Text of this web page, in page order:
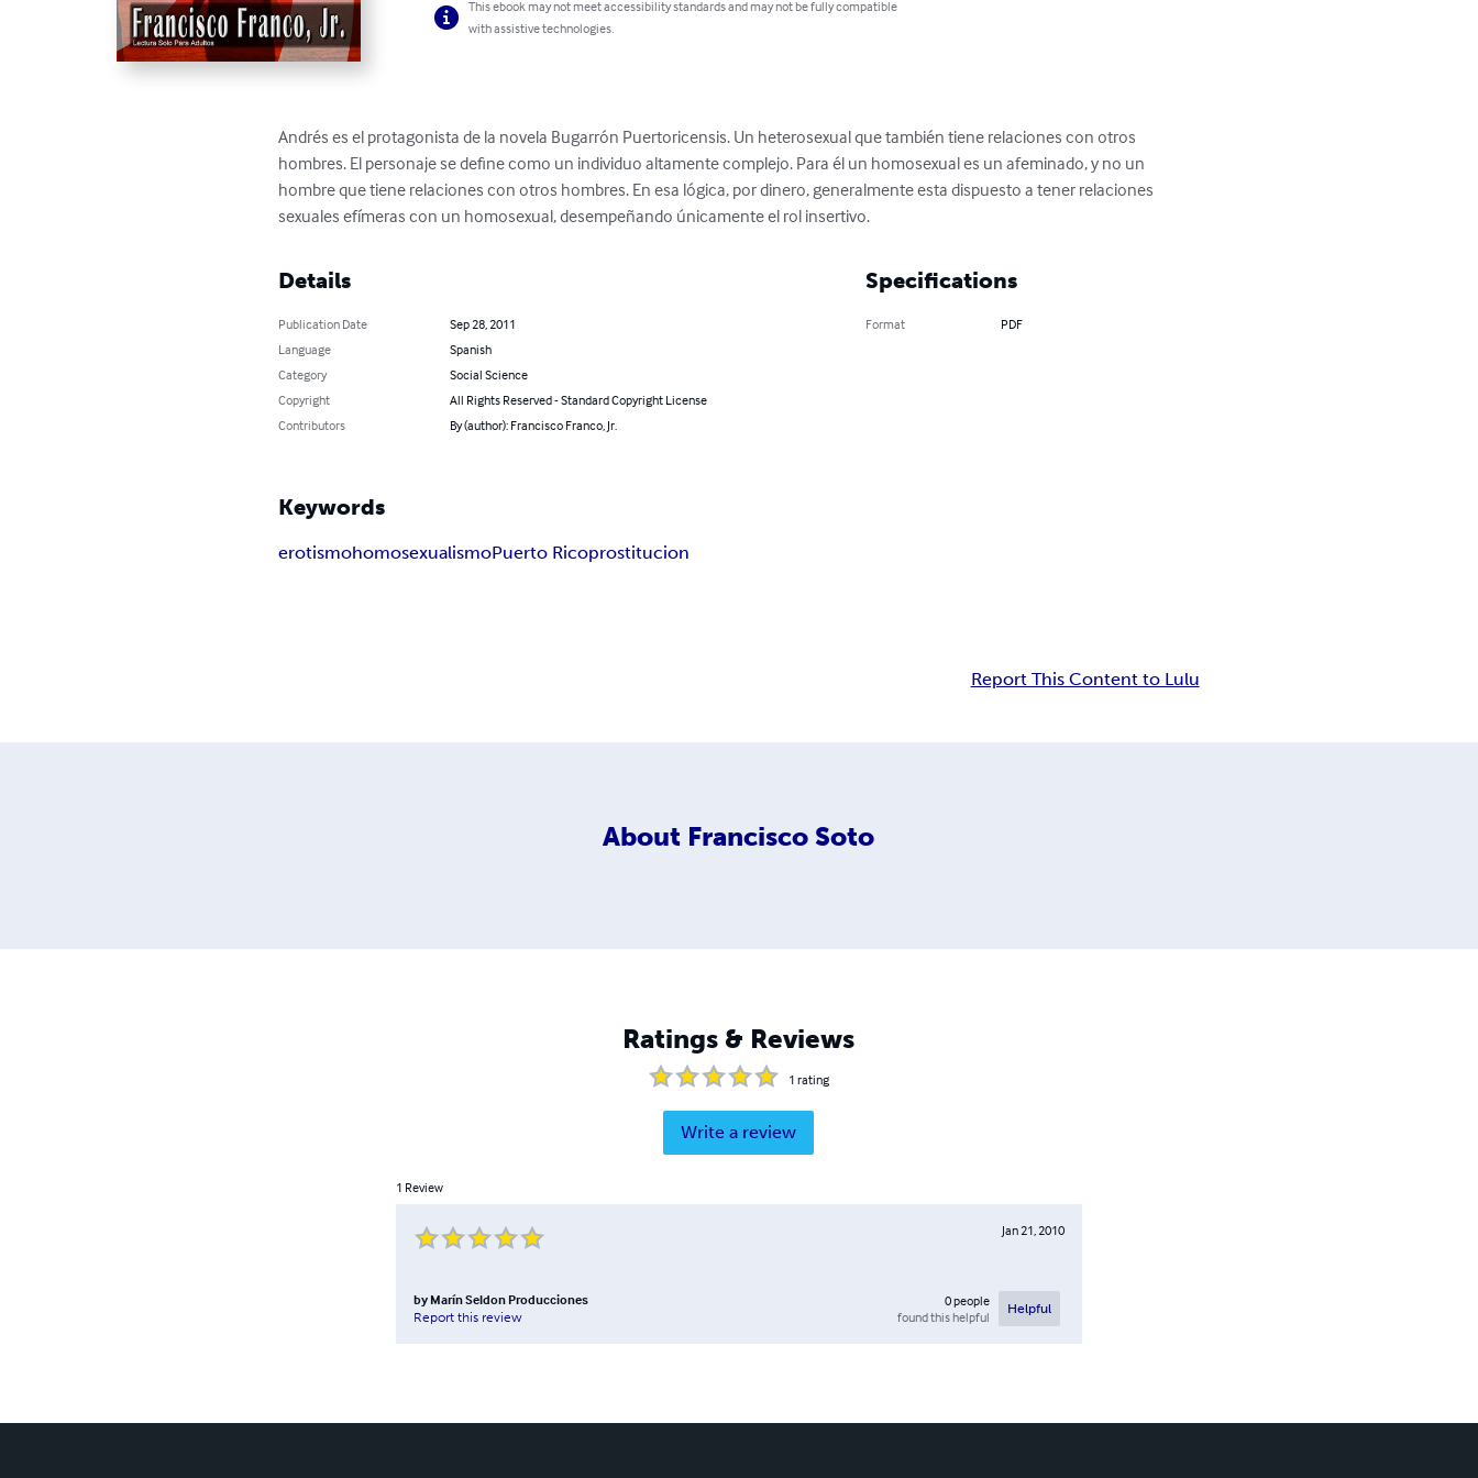
This ebook may not meet accessibility standards and may not be fully compatible
with assistive technologies.
Andrés es el protagonista de la novela Bugarrón Puertoricensis. Un heterosexual que también tiene relaciones con otros
hombres. El personaje se define como un individuo altamente complejo. Para él un homosexual es un afeminado, y no un
hombre que tiene relaciones con otros hombres. En esa lógica, por dinero, generalmente esta dispuesto a tener relaciones
sexuales efímeras con un homosexual, desempeñando únicamente el rol insertivo.
Details
Publication Date
Sep 28, 2011
Language
Spanish
Category
Social Science
Copyright
All Rights Reserved - Standard Copyright License
Contributors
By (author): Francisco Franco, Jr.
Specifications
Format PDF
Keywords
erotismohomosexualismoPuerto Ricoprostitucion
Report This Content to Lulu
About Francisco Soto
Ratings & Reviews
1 rating
Write a review
1 Review
Jan 21, 2010
by Marín Seldon Producciones
Report this review
0people
found this helpful
Helpful